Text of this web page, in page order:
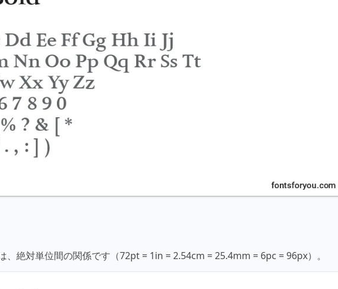
、絶対単位間の関係です（72pt = 1in = 2.54cm = 25.4mm = 6pc = 96px）。